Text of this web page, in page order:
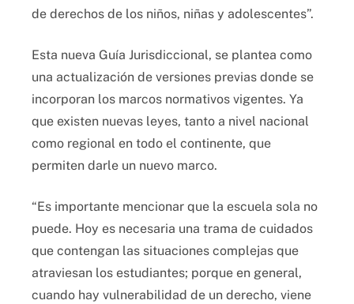
de derechos de los niños, niñas y adolescentes”.
Esta nueva Guía Jurisdiccional, se plantea como
una actualización de versiones previas donde se
incorporan los marcos normativos vigentes. Ya
que existen nuevas leyes, tanto a nivel nacional
como regional en todo el continente, que
permiten darle un nuevo marco.
“Es importante mencionar que la escuela sola no
puede. Hoy es necesaria una trama de cuidados
que contengan las situaciones complejas que
atraviesan los estudiantes; porque en general,
cuando hay vulnerabilidad de un derecho, viene